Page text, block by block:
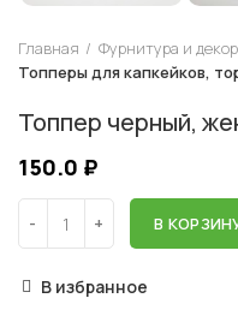
Главная
Фурнитура и декор
Топперы для капкейков,
Топпер черный,
150.0 ₽
В
В избранное